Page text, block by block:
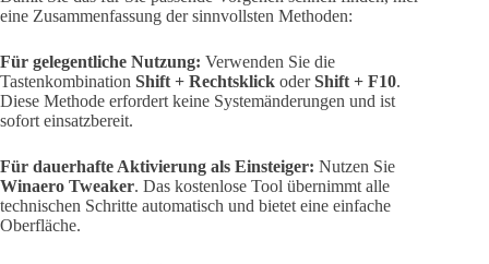
eine Zusammenfassung der sinnvollsten Methoden:
Für gelegentliche Nutzung: Verwenden Sie die
Tastenkombination Shift + Rechtsklick oderShift + F10.
Diese Methode erfordert keine Systemänderungen und ist
sofort einsatzbereit.
Für dauerhafte Aktivierung als Einsteiger: Nutzen Sie
Winaero Tweaker. Das kostenlose Tool übernimmt alle
technischen Schritte automatisch und bietet eine einfache
Oberfläche.